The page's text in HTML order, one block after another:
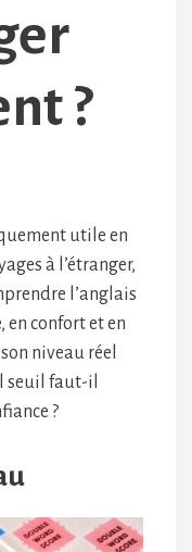
?
utile en
à l’étranger,
l’anglais
en confort et en
niveau réel
seuil faut-il
?